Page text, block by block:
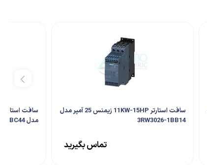
سافت استارتر 11KW-15HP زیمنس 25 آمپر مدل
3RW3026-1BB14
تماس بگیرید
مدل 3RW4444-6BC44